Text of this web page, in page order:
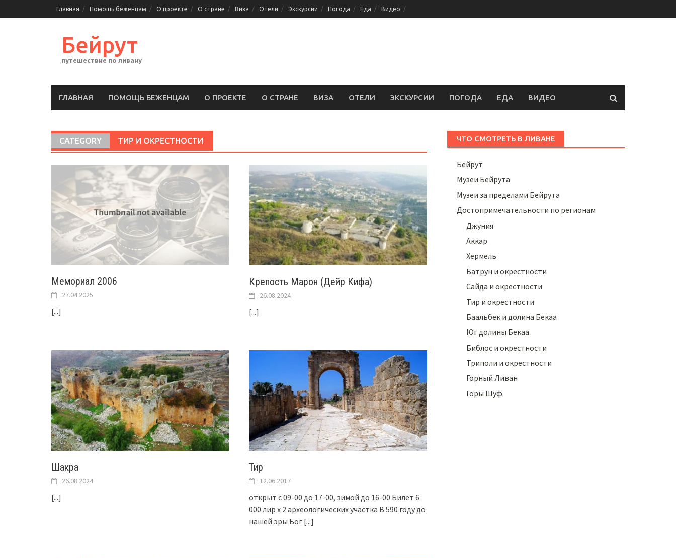
к
Главная Помощь беженцам О проекте О стране Виза Отели Экскурсии Погода Еда Видео
Бейрут
путешествие по ливану
ГЛАВНАЯ ПОМОЩЬ БЕЖЕНЦАМ О ПРОЕКТЕ О СТРАНЕ ВИЗА ОТЕЛИ ЭКСКУРСИИ ПОГОДА ЕДА ВИДЕО
CATEGORY ТИР И ОКРЕСТНОСТИ
Мемориал 2006
27.04.2025
[...]
Крепость Марон (Дейр Кифа)
26.08.2024
[...]
Шакра
26.08.2024
[...]
Тир
12.06.2017
открыт с 09-00 до 17-00, зимой до 16-00 Билет 6
000 лир х 2 археологических участка В 590 году до
нашей эры Бог [...]
ЧТО СМОТРЕТЬ В ЛИВАНЕ
Бейрут
Музеи Бейрута
Музеи за пределами Бейрута
Достопримечательности по регионам
Джуния
Аккар
Хермель
Батрун и окрестности
Сайда и окрестности
Тир и окрестности
Баальбек и долина Бекаа
Юг долины Бекаа
Библос и окрестности
Триполи и окрестности
Горный Ливан
Горы Шуф